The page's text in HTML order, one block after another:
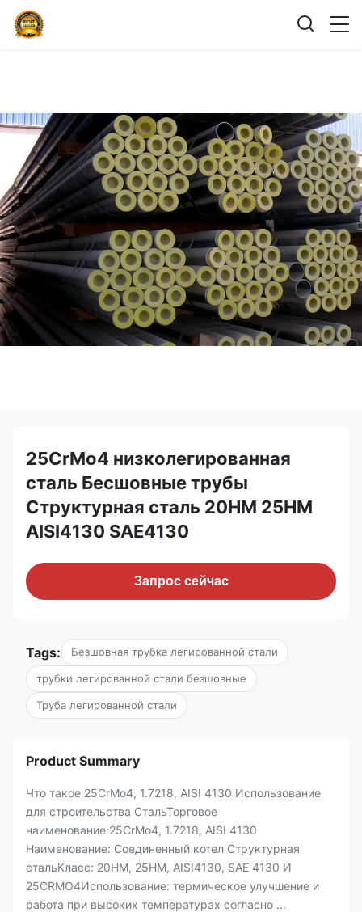
25CrMo4 низколегированная
сталь Бесшовные трубы
Структурная сталь 20HM 25HM
AISI4130 SAE4130
Запрос сейчас
Tags: Безшовная трубка легированной стали
трубки легированной стали безшовные
Труба легированной стали
Product Summary
Что такое 25CrMo4, 1.7218, AISI 4130 Использование
для строительства СтальТорговое
наименование:25CrMo4, 1.7218, AISI 4130
Наименование: Соединенный котел Структурная
стальКласс: 20HM, 25HM, AISI4130, SAE 4130 И
25CRMO4Использование: термическое улучшение и
работа при высоких температурах согласно ...